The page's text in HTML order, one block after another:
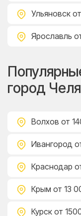
Ульяновск
Ярославль
город
Волхов от
Ивангород
Краснодар
Крым от 13
Курск от